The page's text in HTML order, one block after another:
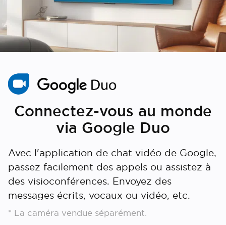
Connectez-vous au monde
via Google Duo
Avec l'application de chat vidéo de Google,
passez facilement des appels ou assistez à
des visioconférences. Envoyez des
messages écrits, vocaux ou vidéo, etc.
* La caméra vendue séparément.